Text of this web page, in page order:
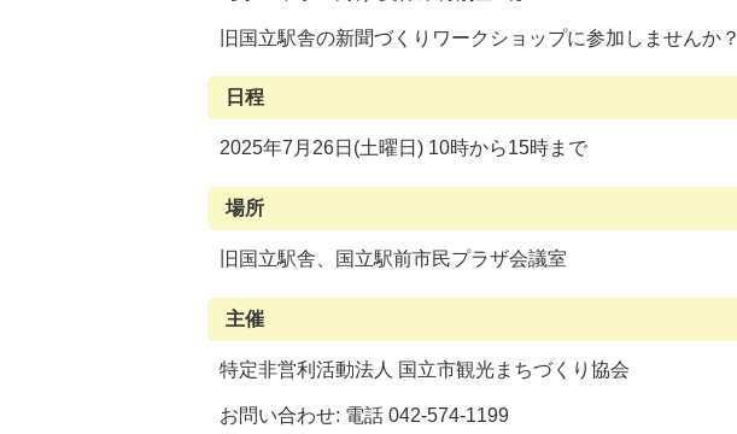
旧国立駅舎の新聞づくりワークショップに参加しませんか？
日程
2025年7月26日(土曜日) 10時から15時まで
場所
旧国立駅舎、国立駅前市民プラザ会議室
主催
特定非営利活動法人 国立市観光まちづくり協会
お問い合わせ: 電話 042-574-1199